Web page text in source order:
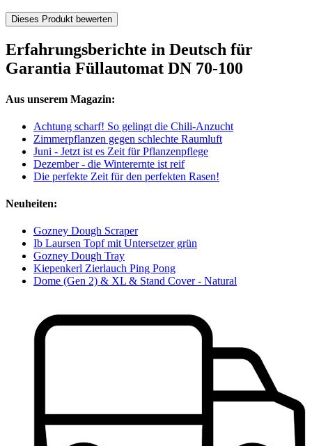
Dieses Produkt bewerten
Erfahrungsberichte in Deutsch für
Garantia Füllautomat DN 70-100
Aus unserem Magazin:
Achtung scharf! So gelingt die Chili-Anzucht
Zimmerpflanzen gegen schlechte Raumluft
Juni - Jetzt ist es Zeit für Pflanzenpflege
Dezember - die Winterernte ist reif
Die perfekte Zeit für den perfekten Rasen!
Neuheiten:
Gozney Dough Scraper
Ib Laursen Topf mit Untersetzer grün
Gozney Dough Tray
Kiepenkerl Zierlauch Ping Pong
Dome (Gen 2) & XL & Stand Cover - Natural